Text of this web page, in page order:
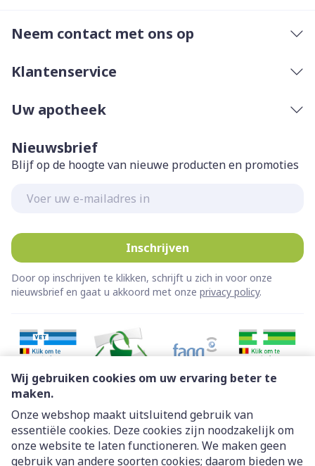
Wij gebruiken cookies om uw ervaring beter te
maken.
Onze webshop maakt uitsluitend gebruik van
essentiële cookies. Deze cookies zijn noodzakelijk om
onze website te laten functioneren. We maken geen
gebruik van andere soorten cookies; daarom bieden we
Neem contact met ons op
Klantenservice
Uw apotheek
Nieuwsbrief
Blijf op de hoogte van nieuwe producten en promoties
Inschrijven
Door op inschrijven te klikken, schrijft u zich in voor onze
nieuwsbrief en gaat u akkoord met onze privacy policy.
Juridische links